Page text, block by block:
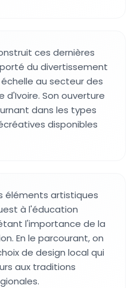
ces dernières
du divertissement
au secteur des
d'Ivoire. Son ouverture
dans les types
disponibles
éléments artistiques
à l'éducation
l'importance de la
En le parcourant, on
de design local qui
aux traditions